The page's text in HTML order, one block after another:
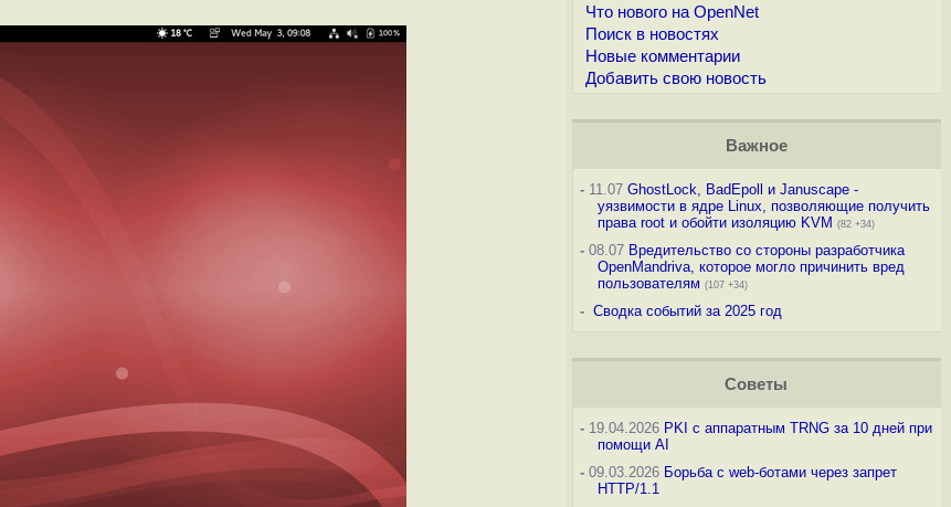
Что нового на OpenNet
Поиск в новостях
Новые комментарии
Добавить свою новость
Важное
-11.07 GhostLock, BadEpoll и Januscape -
уязвимости в ядре Linux, позволяющие получить
права root и обойти изоляцию KVM (82 +34)
-08.07 Вредительство со стороны разработчика
OpenMandriva, которое могло причинить вред
пользователям (107 +34)
- Сводка событий за 2025 год
Советы
-19.04.2026 PKI с аппаратным TRNG за 10 дней при
помощи AI
-09.03.2026 Борьба с web-ботами через запрет
HTTP/1.1